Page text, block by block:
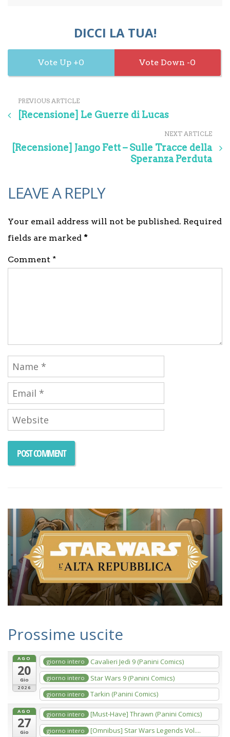
DICCI LA TUA!
0 0
PREVIOUS ARTICLE
[Recensione] Le Guerre di Lucas
NEXT ARTICLE
[Recensione] Jango Fett – Sulle Tracce della
Speranza Perduta
LEAVE A REPLY
Your email address will not be published. Required
fields are marked *
Comment *
Prossime uscite
AGO
20
Gio
2026
giorno intero Cavalieri Jedi 9 (Panini Comics)
giorno intero Star Wars 9 (Panini Comics)
giorno intero Tarkin (Panini Comics)
AGO
27
Gio
giorno intero [Must-Have] Thrawn (Panini Comics)
giorno intero [Omnibus] Star Wars Legends Vol....